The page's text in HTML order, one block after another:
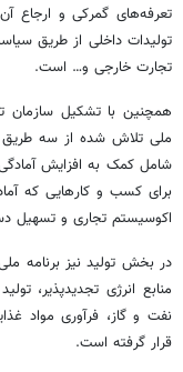
تعرفه‌های گمرکی و ارجاع
تولیدات داخلی از طریق
تجارت خارجی و… است.
همچنین با تشکیل سازمان
ملی تلاش شده از سه
شامل کمک به افزایش
برای کسب و کارهایی که
اکوسیستم تجاری و تسهیل
در بخش تولید نیز برنامه
منابع انرژی تجدیدپذیر،
نفت و گاز، فرآوری مواد
قرار گرفته است.